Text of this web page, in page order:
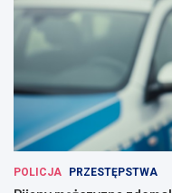
POLICJA PRZESTĘPSTWA